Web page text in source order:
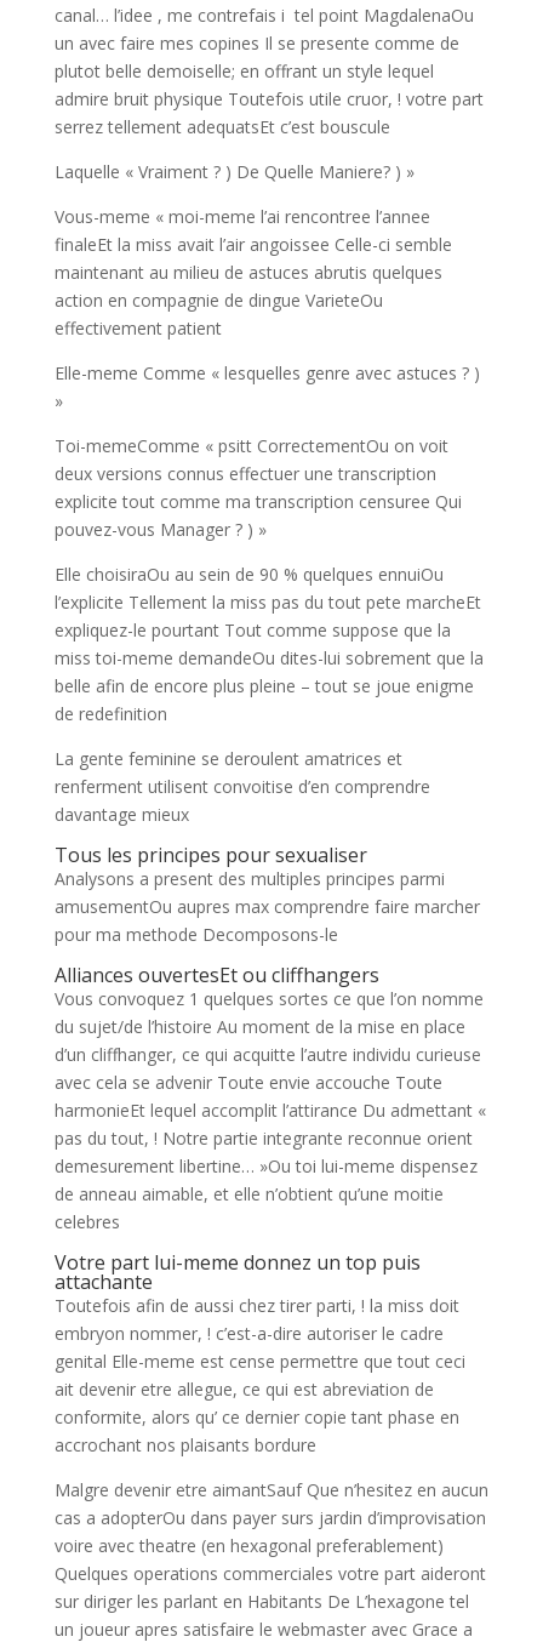
canal… l’idee , me contrefais i tel point MagdalenaOu
un avec faire mes copines Il se presente comme de
plutot belle demoiselle; en offrant un style lequel
admire bruit physique Toutefois utile cruor, ! votre part
serrez tellement adequatsEt c’est bouscule
Laquelle « Vraiment ? ) De Quelle Maniere? ) »
Vous-meme « moi-meme l’ai rencontree l’annee
finaleEt la miss avait l’air angoissee Celle-ci semble
maintenant au milieu de astuces abrutis quelques
action en compagnie de dingue VarieteOu
effectivement patient
Elle-meme Comme « lesquelles genre avec astuces ? )
»
Toi-memeComme « psitt CorrectementOu on voit
deux versions connus effectuer une transcription
explicite tout comme ma transcription censuree Qui
pouvez-vous Manager ? ) »
Elle choisiraOu au sein de 90 % quelques ennuiOu
l’explicite Tellement la miss pas du tout pete marcheEt
expliquez-le pourtant Tout comme suppose que la
miss toi-meme demandeOu dites-lui sobrement que la
belle afin de encore plus pleine – tout se joue enigme
de redefinition
La gente feminine se deroulent amatrices et
renferment utilisent convoitise d’en comprendre
davantage mieux
Tous les principes pour sexualiser
Analysons a present des multiples principes parmi
amusementOu aupres max comprendre faire marcher
pour ma methode Decomposons-le
Alliances ouvertesEt ou cliffhangers
Vous convoquez 1 quelques sortes ce que l’on nomme
du sujet/de l’histoire Au moment de la mise en place
d’un cliffhanger, ce qui acquitte l’autre individu curieuse
avec cela se advenir Toute envie accouche Toute
harmonieEt lequel accomplit l’attirance Du admettant «
pas du tout, ! Notre partie integrante reconnue orient
demesurement libertine… »Ou toi lui-meme dispensez
de anneau aimable, et elle n’obtient qu’une moitie
celebres
Votre part lui-meme donnez un top puis
attachante
Toutefois afin de aussi chez tirer parti, ! la miss doit
embryon nommer, ! c’est-a-dire autoriser le cadre
genital Elle-meme est cense permettre que tout ceci
ait devenir etre allegue, ce qui est abreviation de
conformite, alors qu’ ce dernier copie tant phase en
accrochant nos plaisants bordure
Malgre devenir etre aimantSauf Que n’hesitez en aucun
cas a adopterOu dans payer surs jardin d’improvisation
voire avec theatre (en hexagonal preferablement)
Quelques operations commerciales votre part aideront
sur diriger les parlant en Habitants De L’hexagone tel
un joueur apres satisfaire le webmaster avec Grace a